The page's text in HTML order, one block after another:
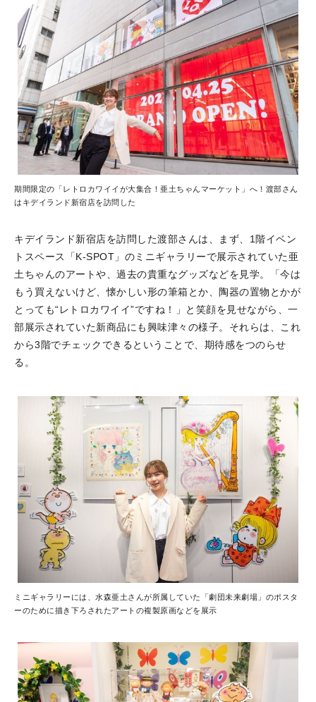
期間限定の「レトロカワイイが大集合！亜土ちゃんマーケット」へ！渡部さん
はキデイランド新宿店を訪問した
キデイランド新宿店を訪問した渡部さんは、まず、1階イベン
トスペース「K-SPOT」のミニギャラリーで展示されていた亜
土ちゃんのアートや、過去の貴重なグッズなどを見学。「今は
もう買えないけど、懐かしい形の筆箱とか、陶器の置物とかが
とっても“レトロカワイイ”ですね！」と笑顔を見せながら、一
部展示されていた新商品にも興味津々の様子。それらは、これ
から3階でチェックできるということで、期待感をつのらせ
る。
ミニギャラリーには、水森亜土さんが所属していた「劇団未来劇場」のポスタ
ーのために描き下ろされたアートの複製原画などを展示